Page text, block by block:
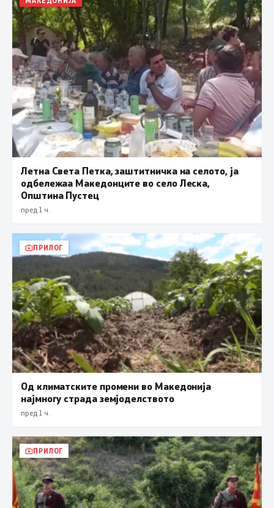
Летна Света Петка, заштитничка на селото, ја
одбележаа Македонците во село Леска,
Општина Пустец
пред 1 ч.
ПРИЛОГ
Од климатските промени во Македонија
најмногу страда земјоделството
пред 1 ч.
ПРИЛОГ